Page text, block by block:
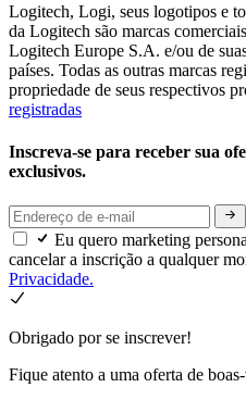
Logitech, Logi, seus logotipos e
da Logitech são marcas
Logitech Europe S.A. e/ou de
países. Todas as outras marcas
propriedade de seus respectivos
registradas
Inscreva-se para receber sua
exclusivos.
Eu quero marketing
cancelar a inscrição a qualquer
Privacidade.
Obrigado por se inscrever!
Fique atento a uma oferta de